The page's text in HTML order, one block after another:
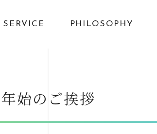
SERVICE PHILOSOPHY
年始のご挨拶